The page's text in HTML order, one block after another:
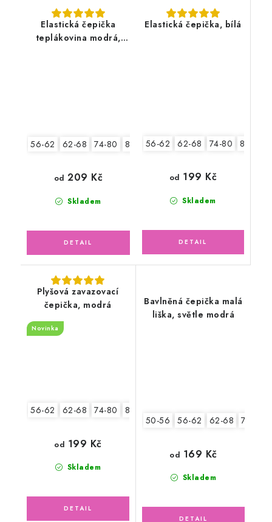
Elastická čepička
teplákovina modrá,
56-62 62-68 74-80 80-86
Skladem
od 209 Kč
Elastická čepička, bílá
56-62 62-68 74-80 80-86
Skladem
od 199 Kč
Plyšová zavazovací
čepička, modrá
Novinka
56-62 62-68 74-80 80-86
Skladem
od 199 Kč
Bavlněná čepička malá
liška, světle modrá
50-56 56-62 62-68 74-80
Skladem
od 169 Kč